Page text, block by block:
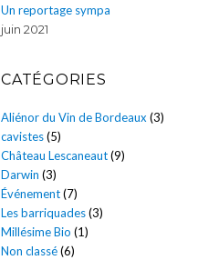
Un reportage sympa
juin 2021
CATÉGORIES
Aliénor du Vin de Bordeaux(3)
cavistes(5)
Château Lescaneaut(9)
Darwin (3)
Événement(7)
Les barriquades(3)
Millésime Bio (1)
Non classé(6)